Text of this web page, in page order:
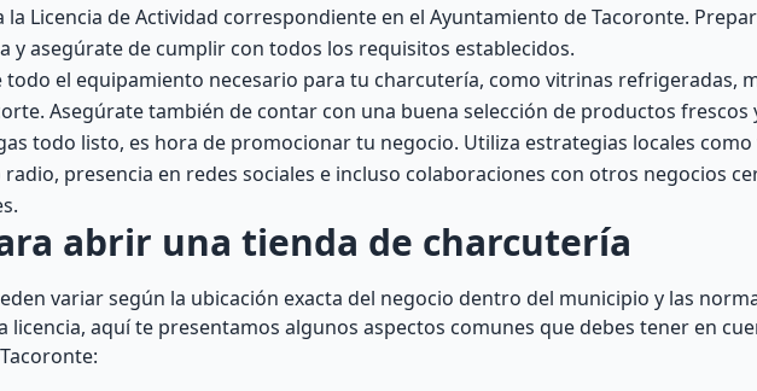
la Licencia de Actividad correspondiente en el Ayuntamiento de Tacoronte.
y asegúrate de cumplir con todos los requisitos establecidos.
todo el equipamiento necesario para tu charcutería, como vitrinas refrigeradas,
Asegúrate también de contar con una buena selección de productos frescos
todo listo, es hora de promocionar tu negocio. Utiliza estrategias locales como
presencia en redes sociales e incluso colaboraciones con otros negocios
abrir una tienda de charcutería
variar según la ubicación exacta del negocio dentro del municipio y las
licencia, aquí te presentamos algunos aspectos comunes que debes tener en